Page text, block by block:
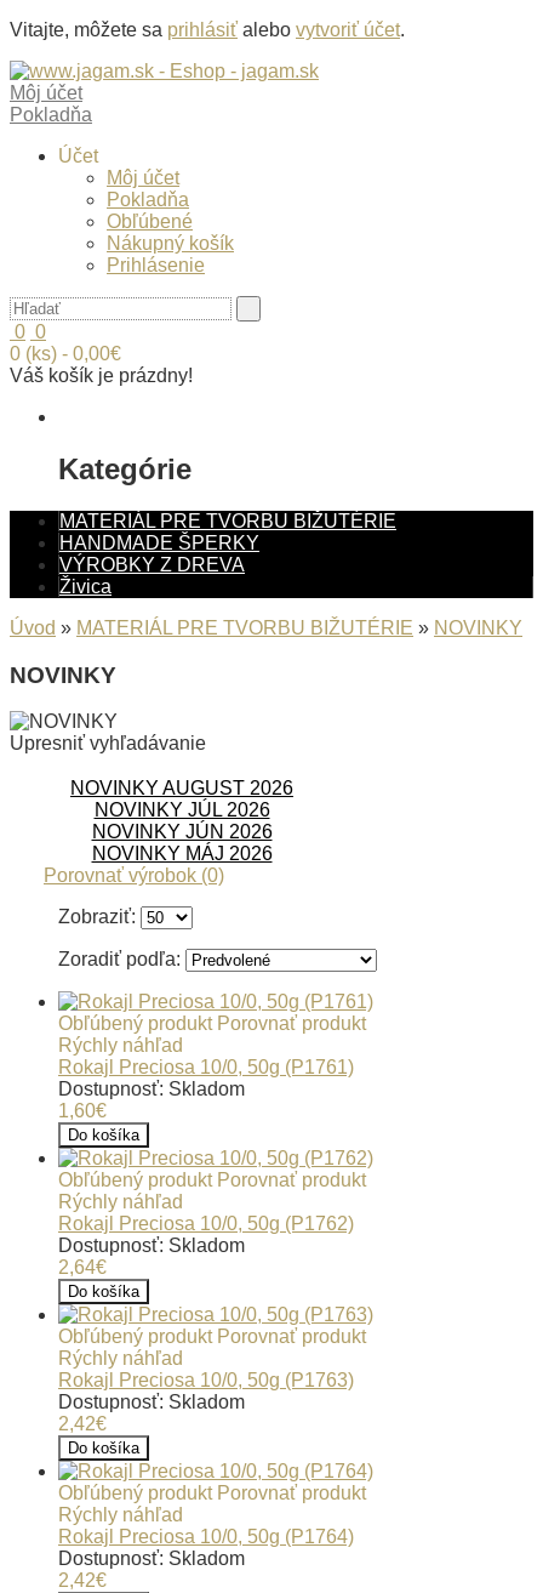
Vitajte, môžete sa prihlásiť alebo vytvoriť účet.
Môj účet
Pokladňa
Účet
Môj účet
Pokladňa
Obľúbené
Nákupný košík
Prihlásenie
0 0
0 (ks) - 0,00€
Váš košík je prázdny!
Kategórie
MATERIÁL PRE TVORBU BIŽUTÉRIE
HANDMADE ŠPERKY
VÝROBKY Z DREVA
Živica
Úvod » MATERIÁL PRE TVORBU BIŽUTÉRIE » NOVINKY
NOVINKY
Upresniť vyhľadávanie
NOVINKY AUGUST 2026
NOVINKY JÚL 2026
NOVINKY JÚN 2026
NOVINKY MÁJ 2026
Porovnať výrobok (0)
Zobraziť:
Zoradiť podľa:
Obľúbený produkt Porovnať produkt
Rýchly náhľad
Rokajl Preciosa 10/0, 50g (P1761)
Dostupnosť: Skladom
1,60€
Do košíka
Obľúbený produkt Porovnať produkt
Rýchly náhľad
Rokajl Preciosa 10/0, 50g (P1762)
Dostupnosť: Skladom
2,64€
Do košíka
Obľúbený produkt Porovnať produkt
Rýchly náhľad
Rokajl Preciosa 10/0, 50g (P1763)
Dostupnosť: Skladom
2,42€
Do košíka
Obľúbený produkt Porovnať produkt
Rýchly náhľad
Rokajl Preciosa 10/0, 50g (P1764)
Dostupnosť: Skladom
2,42€